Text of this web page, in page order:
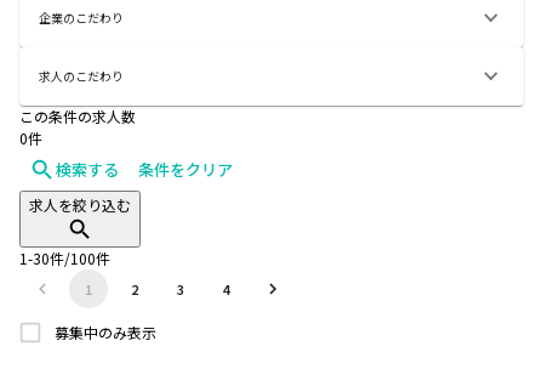
企業のこだわり
求人のこだわり
この条件の求人数
0件
検索する 条件をクリア
求人を絞り込む
1-30件/100件
1 2 3 4
募集中のみ表示